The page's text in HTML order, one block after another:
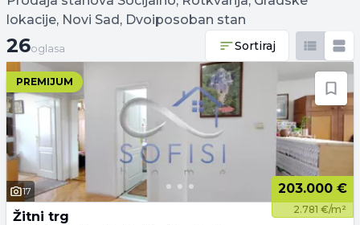
lokacije, Novi Sad, Dvoiposoban stan
26 oglasa
26oglasa Sortiraj
PREMIJUM
17 203.000 €
2.781 €/m²
Žitni trg